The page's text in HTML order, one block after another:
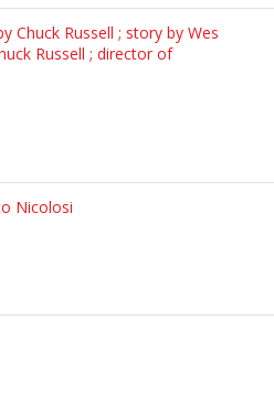
Chuck Russell ; story by Wes
Russell ; director of
Nicolosi